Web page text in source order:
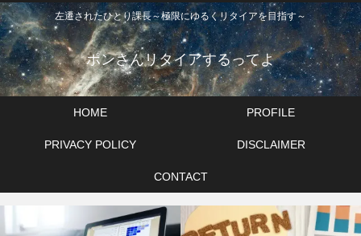
左遷されたひとり課長～極限にゆるくリタイアを目指す～
ポンさんリタイアするってよ
HOME PROFILE
PRIVACY POLICY DISCLAIMER
CONTACT